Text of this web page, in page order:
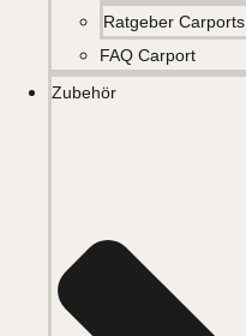
Ratgeber Carports
FAQ Carport
Zubehör